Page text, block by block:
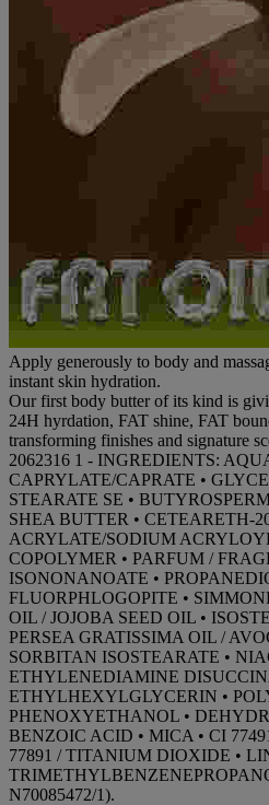
Apply generously to body and
instant skin hydration.
Our first body butter of its kind is
24H hyrdation, FAT shine, FAT
transforming finishes and signature
2062316 1 - INGREDIENTS:
CAPRYLATE/CAPRATE •
STEARATE SE •
SHEA BUTTER • CETEARETH-
ACRYLATE/SODIUM
COPOLYMER • PARFUM /
ISONONANOATE •
FLUORPHLOGOPITE •
OIL / JOJOBA SEED OIL •
PERSEA GRATISSIMA OIL /
SORBITAN ISOSTEARATE •
ETHYLENEDIAMINE
ETHYLHEXYLGLYCERIN •
PHENOXYETHANOL •
BENZOIC ACID • MICA • CI
77891 / TITANIUM DIOXIDE •
N70085472/1).